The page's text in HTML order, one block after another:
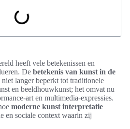
heeft vele betekenissen en
De betekenis van kunst in de
niet langer beperkt tot traditionele
en beeldhouwkunst; het omvat nu
art en multimedia-expressies.
moderne kunst interpretatie
en sociale context waarin zij